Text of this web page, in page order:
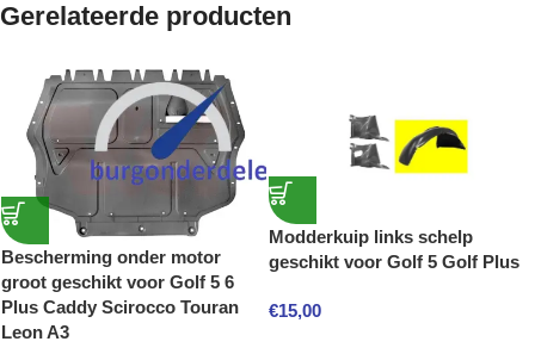
Gerelateerde producten
Bescherming onder motor
groot geschikt voor Golf 5 6
Plus Caddy Scirocco Touran
Leon A3
Modderkuip links schelp
geschikt voor Golf 5 Golf Plus
€15,00